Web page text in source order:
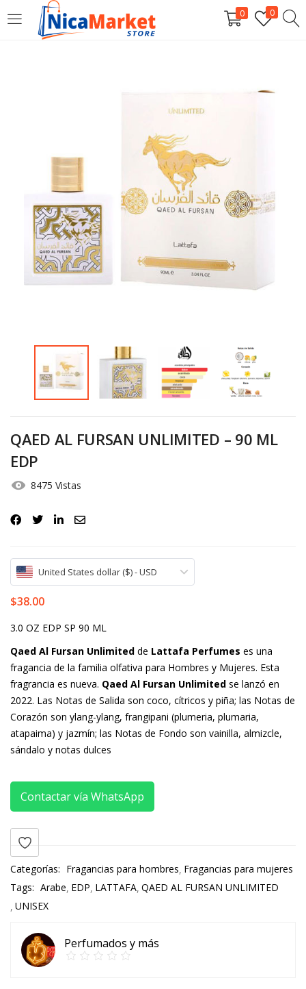
0 0
INICIAR SESIÓN
Por favor, introduce una respuesta en dígitos:
uno × dos =
Olvidó la contraseña?
QAED AL FURSAN UNLIMITED – 90 ML
EDP
8475 Vistas
United States dollar ($) - USD
$38.00
3.0 OZ EDP SP 90 ML
Qaed Al Fursan Unlimited de Lattafa Perfumes es una
fragancia de la familia olfativa para Hombres y Mujeres. Esta
fragrancia es nueva. Qaed Al Fursan Unlimited se lanzó en
2022. Las Notas de Salida son coco, cítricos y piña; las Notas de
Corazón son ylang-ylang, frangipani (plumeria, plumaria,
atapaima) y jazmín; las Notas de Fondo son vainilla, almizcle,
sándalo y notas dulces
Contactar vía WhatsApp
Categorías: Fragancias para hombres Fragancias para mujeres
Tags: Arabe EDP LATTAFA QAED AL FURSAN UNLIMITED
UNISEX
Perfumados y más